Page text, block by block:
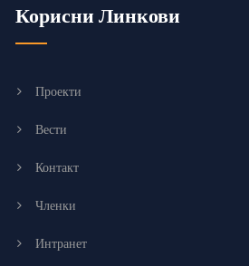
Корисни Линкови
Проекти
Вести
Контакт
Членки
Интранет